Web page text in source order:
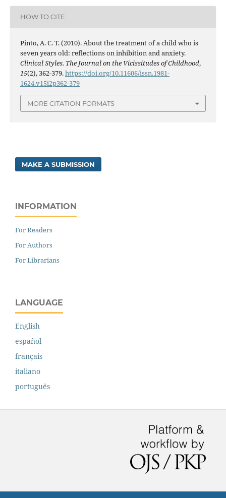
HOW TO CITE
Pinto, A. C. T. (2010). About the treatment of a child who is
seven years old: reflections on inhibition and anxiety.
Clinical Styles. The Journal on the Vicissitudes of Childhood,
15(2), 362-379.https://doi.org/10.11606/issn.1981-
1624.v15i2p362-379
MORE CITATION FORMATS
MAKE A SUBMISSION
INFORMATION
For Readers
For Authors
For Librarians
LANGUAGE
English
español
français
italiano
português